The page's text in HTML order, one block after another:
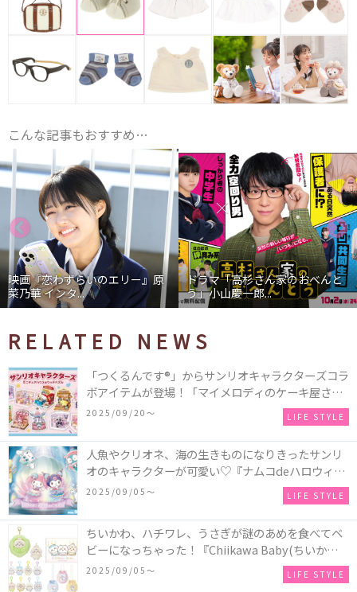
こんな記事もおすすめ…
映画『恋わずらいのエリー』原
菜乃華 インタ...
ドラマ「高杉さん家のおべんと
う」小山慶一郎...
RELATED NEWS
「つくるんです®」からサンリオキャラクターズコラ
ボアイテムが登場！「マイメロディのケーキ屋さ
ん」などミニチュアハウス8種類と、「シナモロール
のメリーゴーランド」などオルゴールで動く仕掛け
付きのウッドパズル2種類♪
2025/09/20〜 LIFE STYLE
人魚やクリオネ、海の生きものになりきったサンリ
オのキャラクターが可愛い♡『ナムコdeハロウィン
2025～マーメイドファンタジー～』全国のアミュー
ズメント施設「ナムコ」「ナムコオンラインクレー
ン」で開催！
2025/09/05〜 LIFE STYLE
ちいかわ、ハチワレ、うさぎが謎のあめを食べてベ
ビーになっちゃった！『Chiikawa Baby(ちいかわベ
ビー)』の催事を全国14か所で開催！
2025/09/05〜 LIFE STYLE